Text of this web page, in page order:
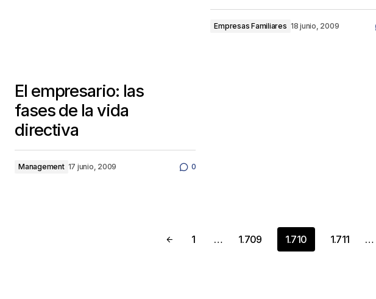
Empresas Familiares 18 junio, 2009
El empresario: las
fases de la vida
directiva
Management 17 junio, 2009 0
1 … 1.709 1.710 1.711 …